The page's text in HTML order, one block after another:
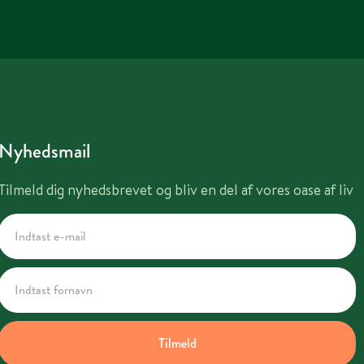
dig nyhedsbrevet og bliv en del af vores oase af liv
Tilmeld